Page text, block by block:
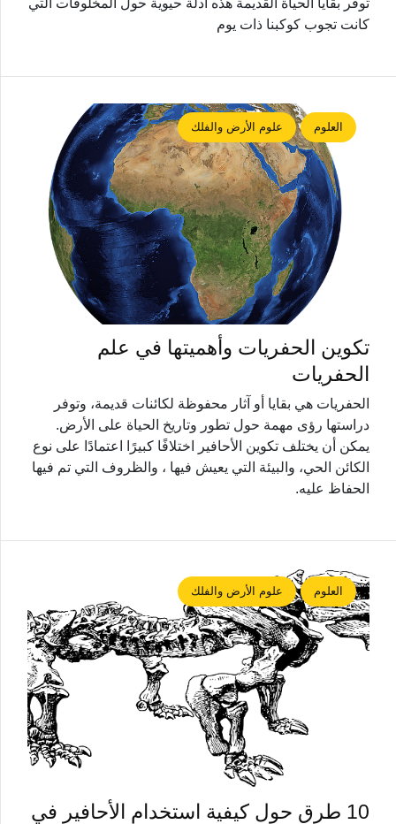
توفر بقايا الحياة القديمة هذه أدلة حيوية حول المخلوقات التي
كانت تجوب كوكبنا ذات يوم
العلوم علوم الأرض والفلك
تكوين الحفريات وأهميتها في علم
الحفريات
الحفريات هي بقايا أو آثار محفوظة لكائنات قديمة، وتوفر
دراستها رؤى مهمة حول تطور وتاريخ الحياة على الأرض.
يمكن أن يختلف تكوين الأحافير اختلافًا كبيرًا اعتمادًا على نوع
الكائن الحي، والبيئة التي يعيش فيها ، والظروف التي تم فيها
الحفاظ عليه.
العلوم علوم الأرض والفلك
10 طرق حول كيفية استخدام الأحافير في